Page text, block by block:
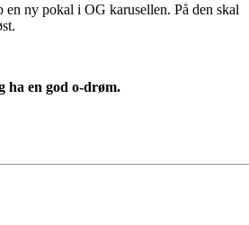
en ny pokal i OG karusellen. På den skal
ha en god o-drøm.